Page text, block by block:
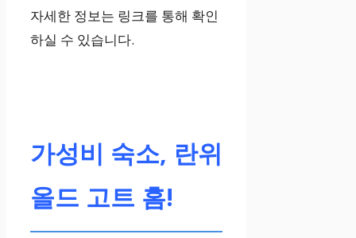
자세한 정보는 링크를 통해 확인
하실 수 있습니다.
가성비 숙소, 란위
올드 고트 홈!